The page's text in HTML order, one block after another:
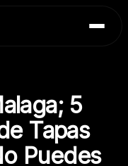
5
Tapas
Puedes